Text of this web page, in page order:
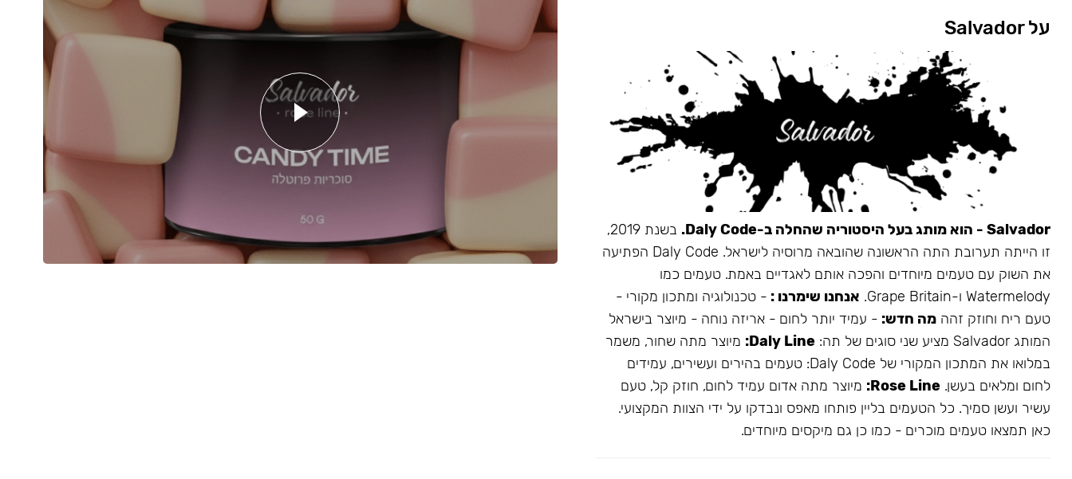
על Salvador
Salvador - הוא מותג בעל היסטוריה שהחלה ב-Daly Code.
בשנת 2019,
זו הייתה תערובת התה הראשונה שהובאה מרוסיה לישראל. Daly Code הפתיעה
את השוק עם טעמים מיוחדים והפכה אותם לאגדיים באמת. טעמים כמו
Watermelody ו-Grape Britain.
אנחנו שימרנו : - טכנולוגיה ומתכון מקורי -
טעם ריח וחוזק זהה מה חדש: - עמיד יותר לחום - אריזה נוחה - מיוצר בישראל
המותג Salvador מציע שני סוגים של תה:
Daly Line: מיוצר מתה שחור, משמר
במלואו את המתכון המקורי של Daly Code: טעמים בהירים ועשירים, עמידים
לחום ומלאים בעשן. Rose Line: מיוצר מתה אדום עמיד לחום, חוזק קל, טעם
עשיר ועשן סמיך. כל הטעמים בליין פותחו מאפס ונבדקו על ידי הצוות המקצועי.
כאן תמצאו טעמים מוכרים - כמו כן גם מיקסים מיוחדים.